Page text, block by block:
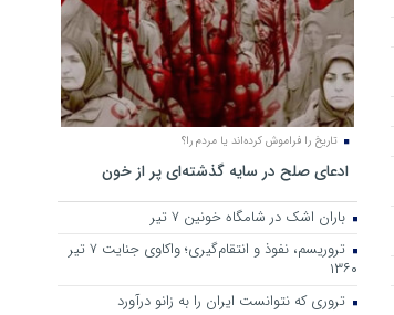
تاریخ را فراموش کرده‌اند یا مردم را؟
ادعای صلح در سایه گذشته‌ای پر از خون
باران اشک در شامگاه خونین 7 تیر
تروریسم، نفوذ و انتقام‌گیری؛ واکاوی جنایت ۷ تیر
۱۳۶۰
تروری که نتوانست ایران را به زانو درآورد